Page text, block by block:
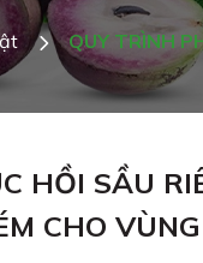
QUY TRÌNH
HỒI SẦU
CHO